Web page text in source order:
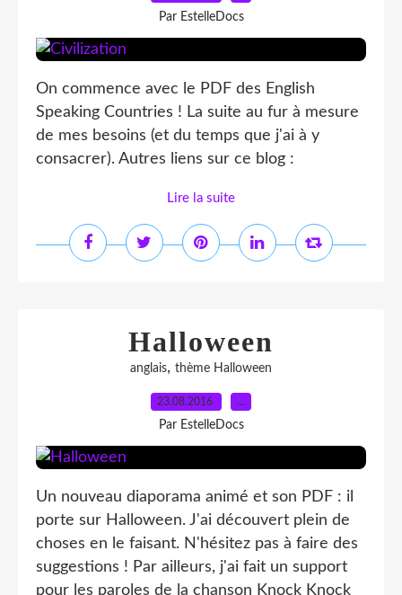
Par EstelleDocs
On commence avec le PDF des English
Speaking Countries ! La suite au fur à mesure
de mes besoins (et du temps que j'ai à y
consacrer). Autres liens sur ce blog :
Lire la suite
Halloween
anglais, thème Halloween
23.08.2016 …
Par EstelleDocs
Un nouveau diaporama animé et son PDF : il
porte sur Halloween. J'ai découvert plein de
choses en le faisant. N'hésitez pas à faire des
suggestions ! Par ailleurs, j'ai fait un support
pour les paroles de la chanson Knock Knock